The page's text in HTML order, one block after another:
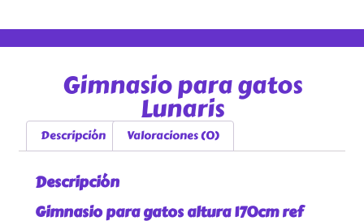
Gimnasio para gatos
Lunaris
Descripción Valoraciones (0)
Descripción
Gimnasio para gatos altura 170cm ref